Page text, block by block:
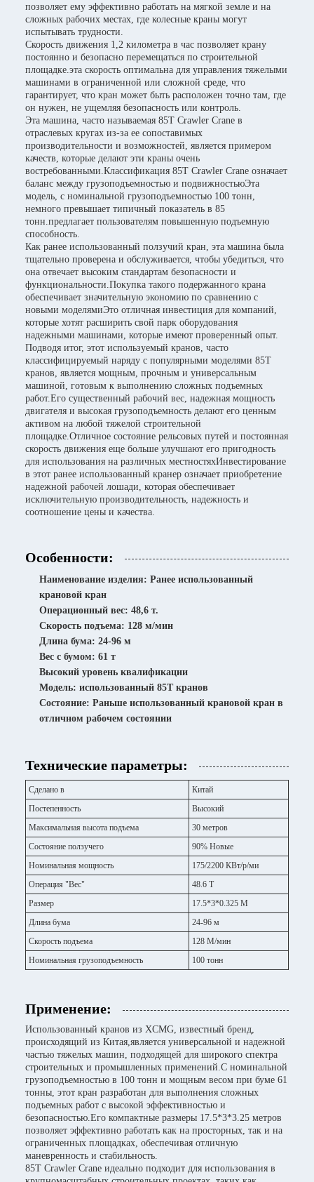
позволяет ему эффективно работать на мягкой земле и на
сложных рабочих местах, где колесные краны могут
испытывать трудности.
Скорость движения 1,2 километра в час позволяет крану
постоянно и безопасно перемещаться по строительной
площадке.эта скорость оптимальна для управления тяжелыми
машинами в ограниченной или сложной среде, что
гарантирует, что кран может быть расположен точно там, где
он нужен, не ущемляя безопасность или контроль.
Эта машина, часто называемая 85T Crawler Crane в
отраслевых кругах из-за ее сопоставимых
производительности и возможностей, является примером
качеств, которые делают эти краны очень
востребованными.Классификация 85T Crawler Crane означает
баланс между грузоподъемностью и подвижностьюЭта
модель, с номинальной грузоподъемностью 100 тонн,
немного превышает типичный показатель в 85
тонн.предлагает пользователям повышенную подъемную
способность.
Как ранее использованный ползучий кран, эта машина была
тщательно проверена и обслуживается, чтобы убедиться, что
она отвечает высоким стандартам безопасности и
функциональности.Покупка такого подержанного крана
обеспечивает значительную экономию по сравнению с
новыми моделямиЭто отличная инвестиция для компаний,
которые хотят расширить свой парк оборудования
надежными машинами, которые имеют проверенный опыт.
Подводя итог, этот используемый кранов, часто
классифицируемый наряду с популярными моделями 85T
кранов, является мощным, прочным и универсальным
машиной, готовым к выполнению сложных подъемных
работ.Его существенный рабочий вес, надежная мощность
двигателя и высокая грузоподъемность делают его ценным
активом на любой тяжелой строительной
площадке.Отличное состояние рельсовых путей и постоянная
скорость движения еще больше улучшают его пригодность
для использования на различных местностяхИнвестирование
в этот ранее использованный кранер означает приобретение
надежной рабочей лошади, которая обеспечивает
исключительную производительность, надежность и
соотношение цены и качества.
Особенности:
Наименование изделия: Ранее использованный
крановой кран
Операционный вес: 48,6 т.
Скорость подъема: 128 м/мин
Длина бума: 24-96 м
Вес с бумом: 61 т
Высокий уровень квалификации
Модель: использованный 85T кранов
Состояние: Раньше использованный крановой кран в
отличном рабочем состоянии
Технические параметры:
Сделано в
Китай
Постепенность
Высокий
Максимальная высота подъема
30 метров
Состояние ползучего
90% Новые
Номинальная мощность
175/2200 КВт/р/ми
Операция "Вес"
48.6 Т
Размер
17.5*3*0.325 М
Длина бума
24-96 м
Скорость подъема
128 М/мин
Номинальная грузоподъемность
100 тонн
Применение:
Использованный кранов из XCMG, известный бренд,
происходящий из Китая,является универсальной и надежной
частью тяжелых машин, подходящей для широкого спектра
строительных и промышленных применений.С номинальной
грузоподъемностью в 100 тонн и мощным весом при буме 61
тонны, этот кран разработан для выполнения сложных
подъемных работ с высокой эффективностью и
безопасностью.Его компактные размеры 17.5*3*3.25 метров
позволяет эффективно работать как на просторных, так и на
ограниченных площадках, обеспечивая отличную
маневренность и стабильность.
85T Crawler Crane идеально подходит для использования в